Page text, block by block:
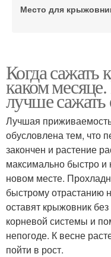
Место для
Когда
каком
лучше
Лучшая
обусловлена тем, что
закончен и растение
максимально быстро и
новом месте.
быстрому отрастанию
оставят крыжовник
корневой системы и
непогоде. К весне
пойти в рост.